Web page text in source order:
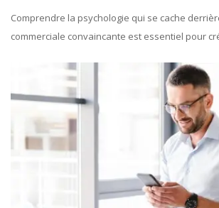
Comprendre la psychologie qui se cache
commerciale convaincante est essentiel pour